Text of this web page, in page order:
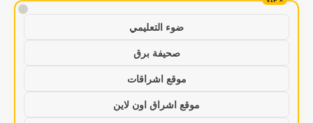
!
ضوء التعليمي
صحيفة برق
موقع اشراقات
موقع اشراق اون لاين